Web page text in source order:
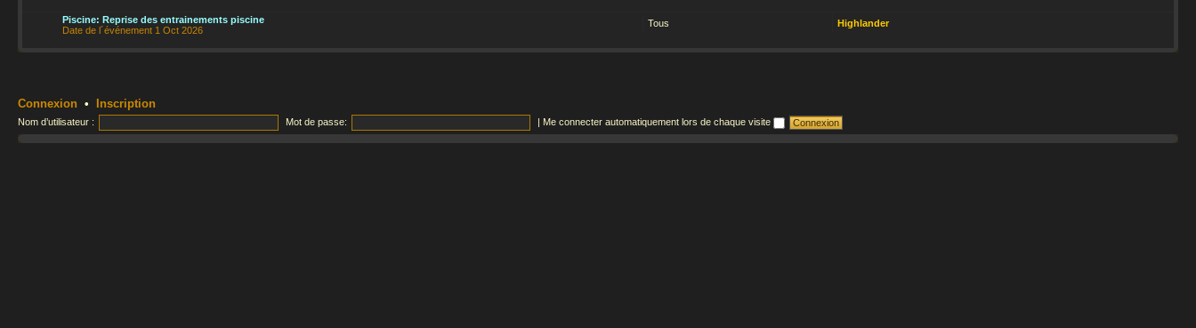
Piscine: Reprise des entrainements piscine
Date de l´événement 1 Oct 2026
Tous Highlander
Connexion • Inscription
Nom d’utilisateur : Mot de passe: | Me connecter automatiquement lors de chaque visite